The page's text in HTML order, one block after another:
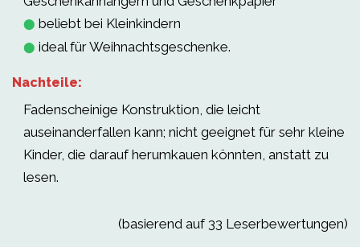
⬤ beliebt bei Kleinkindern
⬤ ideal für Weihnachtsgeschenke.
Nachteile:
Fadenscheinige Konstruktion, die leicht
auseinanderfallen kann; nicht geeignet für sehr kleine
Kinder, die darauf herumkauen könnten, anstatt zu
lesen.
(basierend auf 33 Leserbewertungen)